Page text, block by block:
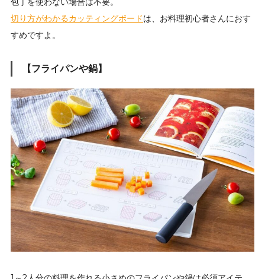
切り方がわかるカッティングボードは、お料理初心者さんにおす
すめですよ。
【フライパンや鍋】